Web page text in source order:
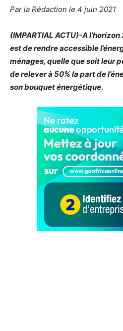
Par la Rédaction le 4 juin 2021
(IMPARTIAL ACTU)-A
est de rendre accessible
ménages, quelle que soit leur
de relever à 50% la part de
son bouquet énergétique.